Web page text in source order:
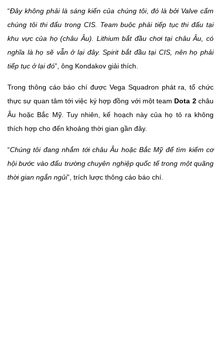
“Đây không phải là sáng kiến của chúng tôi, đó là bởi Valve cấm
chúng tôi thi đấu trong CIS. Team buộc phải tiếp tục thi đấu tại
khu vực của họ (châu Âu). Lithium bắt đầu chơi tại châu Âu, có
nghĩa là họ sẽ vẫn ở lại đây. Spirit bắt đầu tại CIS, nên họ phải
tiếp tục ở lại đó”, ông Kondakov giải thích.
Trong thông cáo báo chí được Vega Squadron phát ra, tổ chức
thực sự quan tâm tới việc ký hợp đồng với một team Dota 2châu
Âu hoặc Bắc Mỹ. Tuy nhiên, kế hoạch này của họ tỏ ra không
thích hợp cho đến khoảng thời gian gần đây.
“Chúng tôi đang nhắm tới châu Âu hoặc Bắc Mỹ để tìm kiếm cơ
hội bước vào đấu trường chuyên nghiệp quốc tế trong một quãng
thời gian ngắn ngủi”, trích lược thông cáo báo chí.